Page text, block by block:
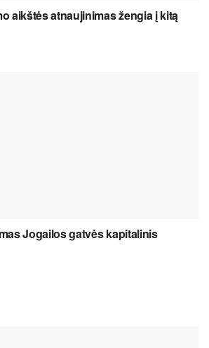
aikštės atnaujinimas žengia į kitą
Jogailos gatvės kapitalinis